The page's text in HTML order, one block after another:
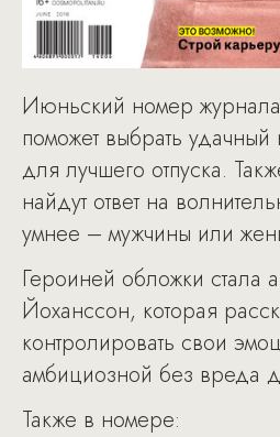
Июньский номер
поможет выбрать удачный
для лучшего отпуска.
найдут ответ на
умнее – мужчины или
Героиней обложки стала
Йоханссон, которая
контролировать свои
амбициозной без вреда
Также в номере: